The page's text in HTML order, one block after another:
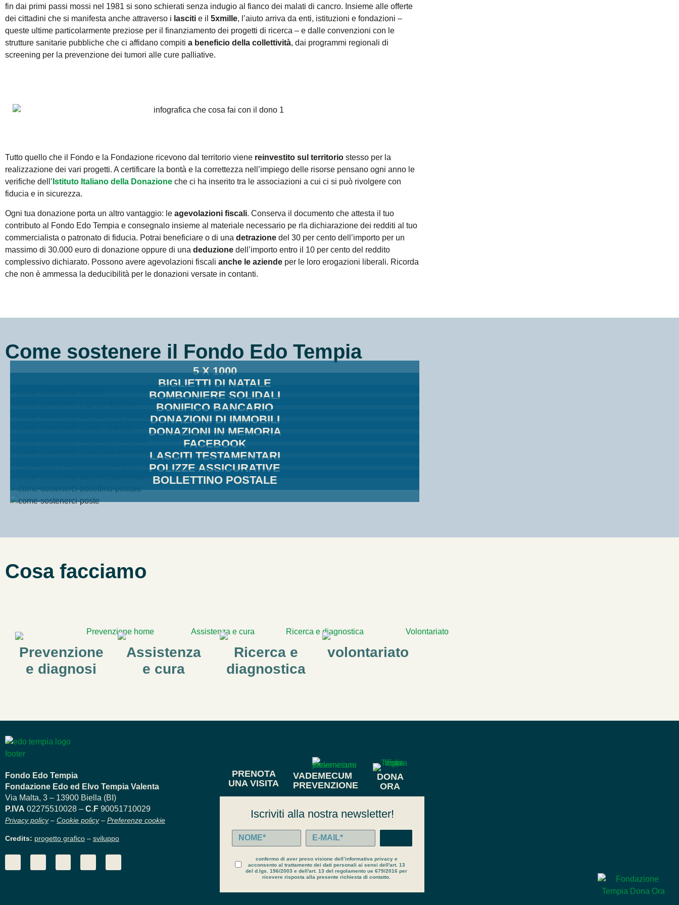
fin dai primi passi mossi nel 1981 si sono schierati senza indugio al fianco dei malati di cancro. Insieme alle offerte
dei cittadini che si manifesta anche attraverso i lasciti e il 5xmille, l’aiuto arriva da enti, istituzioni e fondazioni –
queste ultime particolarmente preziose per il finanziamento dei progetti di ricerca – e dalle convenzioni con le
strutture sanitarie pubbliche che ci affidano compiti a beneficio della collettività, dai programmi regionali di
screening per la prevenzione dei tumori alle cure palliative.
Tutto quello che il Fondo e la Fondazione ricevono dal territorio viene reinvestito sul territorio stesso per la
realizzazione dei vari progetti. A certificare la bontà e la correttezza nell’impiego delle risorse pensano ogni anno le
verifiche dell’ Istituto Italiano della Donazione che ci ha inserito tra le associazioni a cui ci si può rivolgere con
fiducia e in sicurezza.
Ogni tua donazione porta un altro vantaggio: le agevolazioni fiscali. Conserva il documento che attesta il tuo
contributo al Fondo Edo Tempia e consegnalo insieme al materiale necessario pe rla dichiarazione dei redditi al tuo
commercialista o patronato di fiducia. Potrai beneficiare o di una detrazione del 30 per cento dell’importo per un
massimo di 30.000 euro di donazione oppure di una deduzione dell’importo entro il 10 per cento del reddito
complessivo dichiarato. Possono avere agevolazioni fiscali anche le aziende per le loro erogazioni liberali. Ricorda
che non è ammessa la deducibilità per le donazioni versate in contanti.
Come sostenere il Fondo Edo Tempia
5 X 1000
BIGLIETTI DI NATALE
BOMBONIERE SOLIDALI
BONIFICO BANCARIO
DONAZIONI DI IMMOBILI
DONAZIONI IN MEMORIA
FACEBOOK
LASCITI TESTAMENTARI
POLIZZE ASSICURATIVE
BOLLETTINO POSTALE
Cosa facciamo
Prevenzione
e diagnosi
Assistenza
e cura
Ricerca e
diagnostica
volontariato
Fondo Edo Tempia
Fondazione Edo ed Elvo Tempia Valenta
Via Malta, 3 – 13900 Biella (BI)
P.IVA 02275510028 – C.F 90051710029
Privacy policy– Cookie policy– Preferenze cookie
Credits: progetto grafico – sviluppo
PRENOTA
UNA VISITA
VADEMECUM
PREVENZIONE
DONA
ORA
Iscriviti alla nostra newsletter!
confermo di aver preso visione dell’informativa privacy e
acconsento al trattamento dei dati personali ai sensi dell'art. 13
del d.lgs. 196/2003 e dell'art. 13 del regolamento ue 679/2016 per
ricevere risposta alla presente richiesta di contatto.